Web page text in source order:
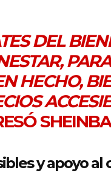
DEL
HECHO,
y apoyo al